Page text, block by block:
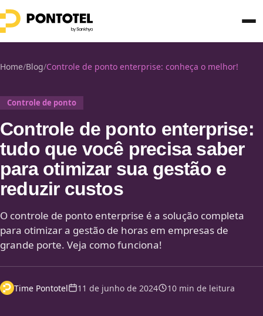
Home/Blog/Controle de ponto enterprise: conheça o melhor!
Controle de ponto
Controle de ponto enterprise:
tudo que você precisa saber
para otimizar sua gestão e
reduzir custos
O controle de ponto enterprise é a solução completa
para otimizar a gestão de horas em empresas de
grande porte. Veja como funciona!
Time Pontotel 11 de junho de 2024 10 min de leitura